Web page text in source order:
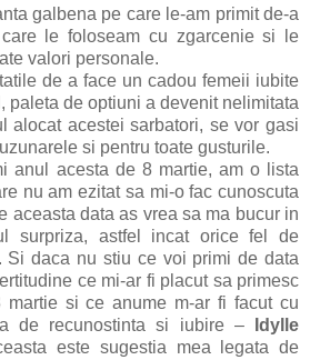
galbena pe care le-am primit de-a
le foloseam cu zgarcenie si le
valori personale.
de a face un cadou femeii iubite
paleta de optiuni a devenit nelimitata
alocat acestei sarbatori, se vor gasi
si pentru toate gusturile.
anul acesta de 8 martie, am o lista
nu am ezitat sa mi-o fac cunoscuta
aceasta data as vrea sa ma bucur in
surpriza, astfel incat orice fel de
Si daca nu stiu ce voi primi de data
ce mi-ar fi placut sa primesc
martie si ce anume m-ar fi facut cu
de recunostinta si iubire –
Idylle
este sugestia mea legata de